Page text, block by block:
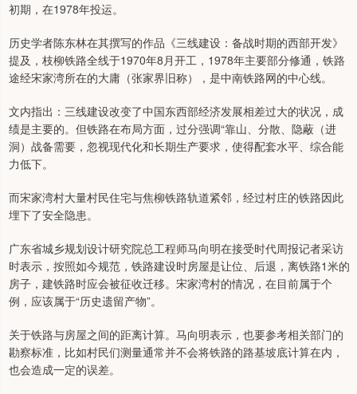
初期，在1978年投运。
历史学者陈东林在其撰写的作品《三线建设：备战时期的西部开发》
提及，枝柳铁路全线于1970年8月开工，1978年主要部分修通，铁路
途经宋家湾所在的大庸（张家界旧称），是中南铁路网的中心线。
文内指出：三线建设改变了中国东西部经济发展相差过大的状况，成
绩是主要的。但铁路在布局方面，过分强调“靠山、分散、隐蔽（进
洞）战备需要，忽视现代化和长期生产要求，使得配套水平、综合能
力低下。
而宋家湾村大量村民住宅与焦柳铁路轨道紧邻，经过村庄的铁路因此
埋下了安全隐患。
广东省城乡规划设计研究院总工程师马向明在接受时代周报记者采访
时表示，按照如今规范，铁路建设时房屋是让位、后退，离铁路1米的
房子，建铁路时应会被征收迁移。宋家湾村的情况，在目前属于个
例，应该属于“历史遗留产物”。
关于铁路与房屋之间的距离计算。马向明表示，也要参考相关部门的
勘察标准，比如村民们测量通常并不会将铁路的路基坡底计算在内，
也会造成一定的误差。